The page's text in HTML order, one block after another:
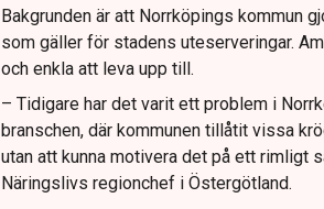
Bakgrunden är att Norrköpings kommun
som gäller för stadens uteserveringar.
och enkla att leva upp till.
– Tidigare har det varit ett problem i
branschen, där kommunen tillåtit vissa
utan att kunna motivera det på ett rimligt
Näringslivs regionchef i Östergötland.